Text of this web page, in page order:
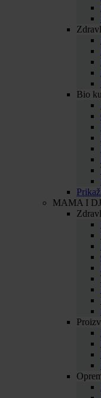
Bio
MAMA I